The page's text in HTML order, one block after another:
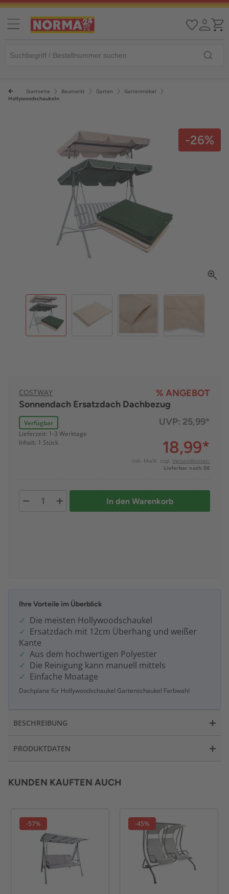
Startseite Baumarkt Garten
Gartenmöbel
Hollywoodschaukeln
-26%
COSTWAY
% ANGEBOT
Sonnendach Ersatzdach Dachbezug
Verfügbar
Lieferzeit: 1-3 Werktage
Inhalt: 1 Stück
UVP: 25,99*
18,99*
inkl. MwSt. zzgl. Versandkosten:
Lieferbar nach DE
In den Warenkorb
Ihre Vorteile im Überblick
Die meisten Hollywoodschaukel
Ersatzdach mit 12cm Überhang und weißer
Kante
Aus dem hochwertigen Polyester
Die Reinigung kann manuell mittels
Einfache Moatage
Dachplane für Hollywoodschaukel Gartenschaukel Farbwahl
BESCHREIBUNG
PRODUKTDATEN
KUNDEN KAUFTEN AUCH
-57% -45%